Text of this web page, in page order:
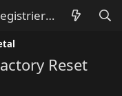
Registrieren
Reset